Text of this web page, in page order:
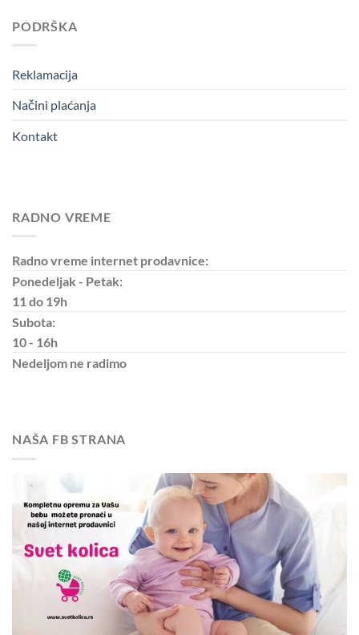
PODRŠKA
Reklamacija
Načini plaćanja
Kontakt
RADNO VREME
Radno vreme internet prodavnice:
Ponedeljak - Petak:
11 do 19h
Subota:
10 - 16h
Nedeljom ne radimo
NAŠA FB STRANA